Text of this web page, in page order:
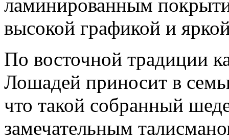
ламинированным
высокой графикой и
По восточной традиции
Лошадей приносит в
что такой собранный
замечательным